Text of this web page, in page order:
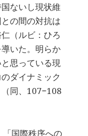
ないし現状維
の間の対抗は
（ルビ：ひろ
いた。明らか
思っている現
ダイナミック
同、107−108
国際秩序への